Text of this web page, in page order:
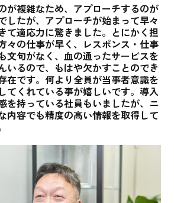
が複雑なため、アプローチするのが
したが、アプローチが始まって早々
て適応力に驚きました。とにかく担
々の仕事が早く、レスポンス・仕事
文句がなく、血の通ったサービスを
いるので、もはや欠かすことのでき
在です。何より全員が当事者意識を
てくれている事が嬉しいです。導入
を持っている社員もいましたが、ニ
内容でも精度の高い情報を取得して